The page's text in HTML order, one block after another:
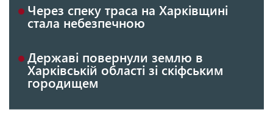
Через спеку траса на Харківщині
стала небезпечною
Державі повернули землю в
Харківській області зі скіфським
городищем